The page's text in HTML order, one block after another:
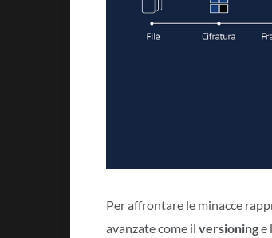
Per affrontare le minacce
avanzate come il versioninge